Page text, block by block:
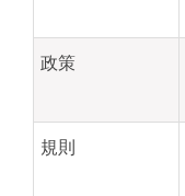
政策
規則